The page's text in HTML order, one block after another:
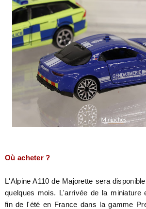
Où acheter ?
L'Alpine A110 de Majorette sera
quelques mois. L'arrivée de la miniature
fin de l'été en France dans la gamme